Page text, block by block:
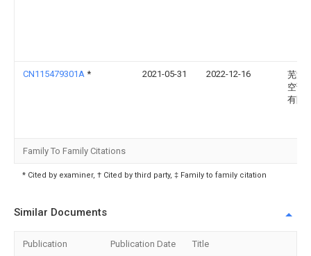
CN115479301A * 2021-05-31 2022-12-16
芜湖
空调
有限
Family To Family Citations
* Cited by examiner, † Cited by third party, ‡ Family to family citation
Similar Documents
Publication Publication Date Title